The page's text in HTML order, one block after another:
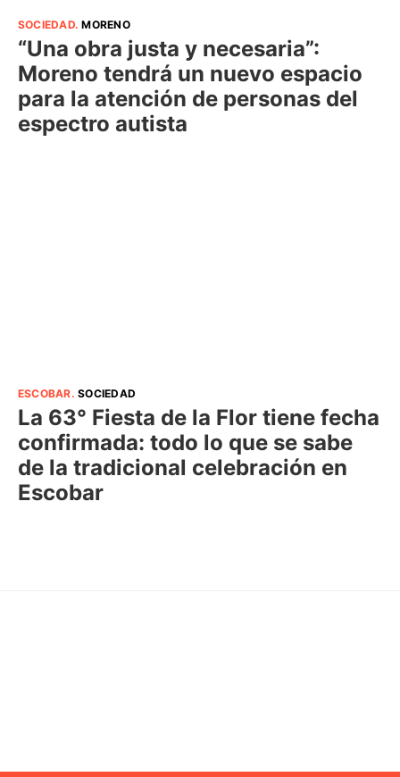
SOCIEDAD.MORENO
“Una obra justa y necesaria”:
Moreno tendrá un nuevo espacio
para la atención de personas del
espectro autista
ESCOBAR.SOCIEDAD
La 63° Fiesta de la Flor tiene fecha
confirmada: todo lo que se sabe
de la tradicional celebración en
Escobar